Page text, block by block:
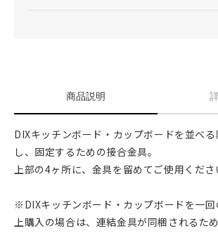
商品説明
DIXキッチンボード・カップボードを並べ
し、固定するための接合金具。
上部の4ヶ所に、金具を留めてご使用くださ
※DIXキッチンボード・カップボードを一回
上購入の場合は、連結金具が同梱されるた